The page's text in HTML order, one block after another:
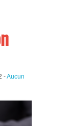
-Aucun